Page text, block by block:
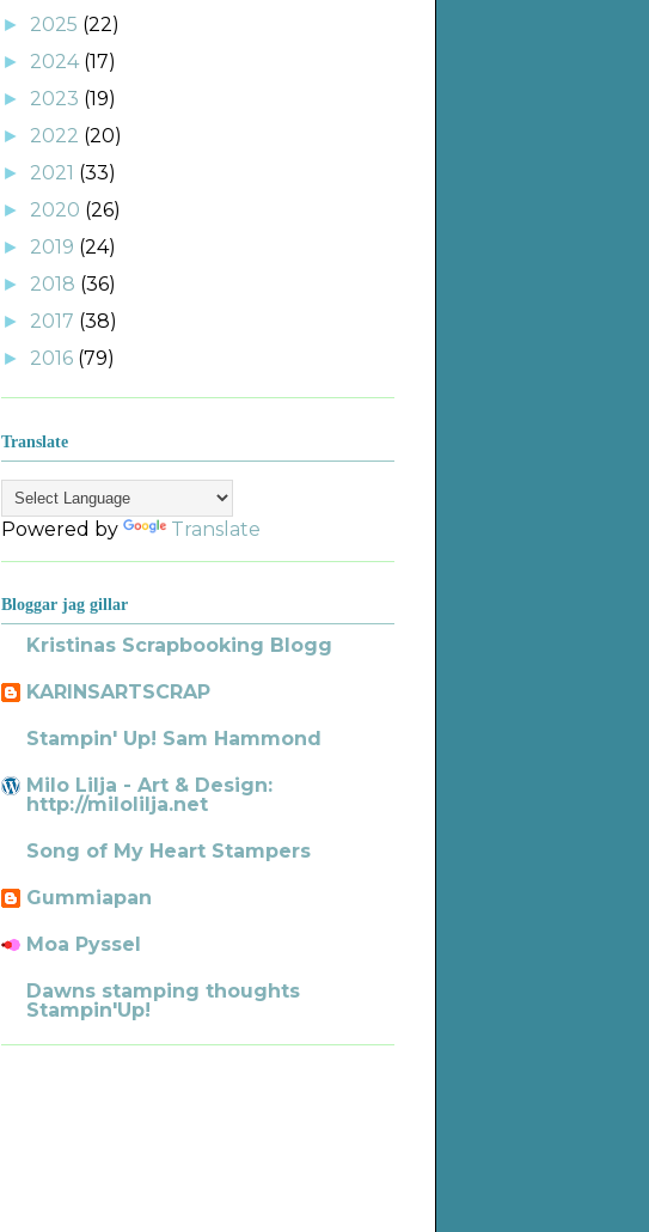
► 2025 (22)
► 2024 (17)
► 2023 (19)
► 2022 (20)
► 2021 (33)
► 2020 (26)
► 2019 (24)
► 2018 (36)
► 2017 (38)
► 2016 (79)
Translate
Powered by Translate
Bloggar jag gillar
Kristinas Scrapbooking Blogg
KARINSARTSCRAP
Stampin' Up! Sam Hammond
Milo Lilja - Art & Design:
http://milolilja.net
Song of My Heart Stampers
Gummiapan
Moa Pyssel
Dawns stamping thoughts
Stampin'Up!